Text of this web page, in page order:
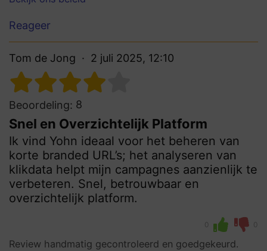
Reageer
Tom de Jong 2 juli 2025, 12:10
Beoordeling: 8
Snel en Overzichtelijk Platform
Ik vind Yohn ideaal voor het beheren van
korte branded URL’s; het analyseren van
klikdata helpt mijn campagnes aanzienlijk te
verbeteren. Snel, betrouwbaar en
overzichtelijk platform.
0 0
Review handmatig gecontroleerd en goedgekeurd.